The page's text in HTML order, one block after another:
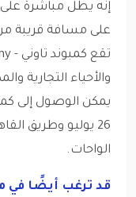
إنه يطل مباشرة على
على مسافة قريبة من
والأحياء التجارية
26 يوليو وطريق
الواحات.
قد ترغب أيضًا في